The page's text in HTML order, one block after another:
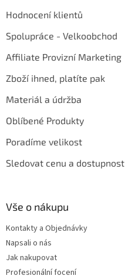
Hodnocení klientů
Spolupráce - Velkoobchod
Affiliate Provizní Marketing
Zboží ihned, platíte pak
Materiál a údržba
Oblíbené Produkty
Poradíme velikost
Sledovat cenu a dostupnost
Vše o nákupu
Kontakty a Objednávky
Napsali o nás
Jak nakupovat
Profesionální focení